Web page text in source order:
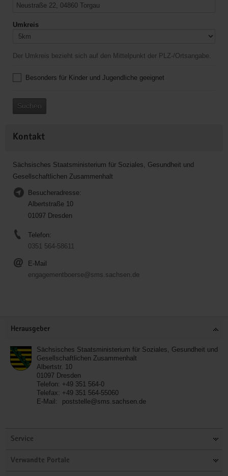
Umkreis
Der Umkreis bezieht sich auf den Mittelpunkt der PLZ-/Ortsangabe.
Besonders für Kinder und Jugendliche geeignet
Suchen
Kontakt
Sächsisches Staatsministerium für Soziales, Gesundheit und
Gesellschaftlichen Zusammenhalt
Besucheradresse:
Albertstraße 10
01097 Dresden
Telefon:
0351 564-58611
E-Mail
engagementboerse@sms.sachsen.de
Herausgeber
Sächsisches Staatsministerium für Soziales, Gesundheit und
Gesellschaftlichen Zusammenhalt
Albertstr. 10
01097 Dresden
Telefon: +49 351 564-0
Telefax: +49 351 564-55060
E-Mail:
poststelle@sms.sachsen.de
Service
Verwandte Portale